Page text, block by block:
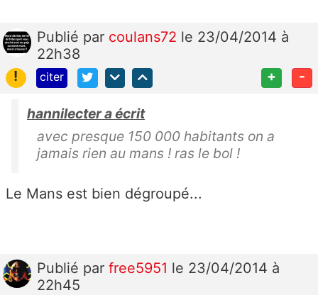
Publié par coulans72 le 23/04/2014 à
22h38
!
citer + -
hannilecter a écrit
avec presque 150 000 habitants on a
jamais rien au mans ! ras le bol !
Le Mans est bien dégroupé...
Publié par free5951 le 23/04/2014 à
22h45